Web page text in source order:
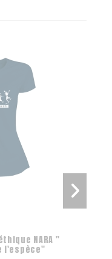
NARA "
l'espèce"